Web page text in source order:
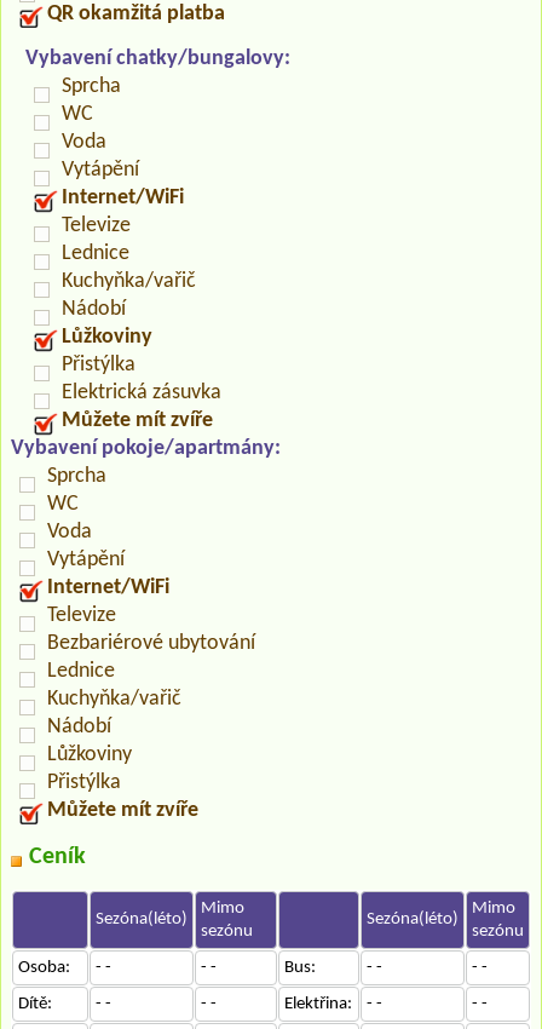
QR okamžitá platba
Vybavení chatky/bungalovy:
Sprcha
WC
Voda
Vytápění
Internet/WiFi
Televize
Lednice
Kuchyňka/vařič
Nádobí
Lůžkoviny
Přistýlka
Elektrická zásuvka
Můžete mít zvíře
Vybavení pokoje/apartmány:
Sprcha
WC
Voda
Vytápění
Internet/WiFi
Televize
Bezbariérové ubytování
Lednice
Kuchyňka/vařič
Nádobí
Lůžkoviny
Přistýlka
Můžete mít zvíře
Ceník
Sezóna(léto)
Mimo
sezónu
Sezóna(léto)
Mimo
sezónu
Osoba:
- - - - Bus: - -
- -
Dítě:
- - - - Elektřina: - -
- -